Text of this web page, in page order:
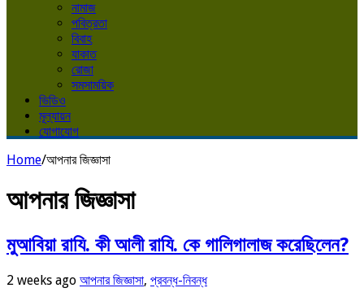
নামাজ
পবিত্রতা
বিবাহ
যাকাত
রোজা
সমসাময়িক
ভিডিও
মূল্যায়ন
যোগাযোগ
Home/আপনার জিজ্ঞাসা
আপনার জিজ্ঞাসা
মুআবিয়া রাযি. কী আলী রাযি. কে গালিগালাজ করেছিলেন?
2 weeks ago আপনার জিজ্ঞাসা, প্রবন্ধ-নিবন্ধ